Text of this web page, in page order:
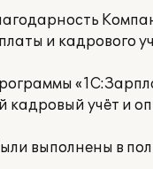
и кадрового
кадровый учёт и
выполнены в